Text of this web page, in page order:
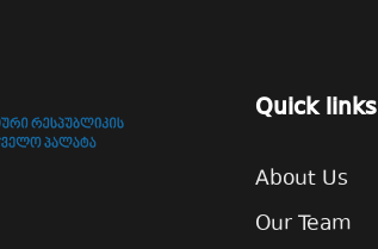
Quick links
About Us
Our Team